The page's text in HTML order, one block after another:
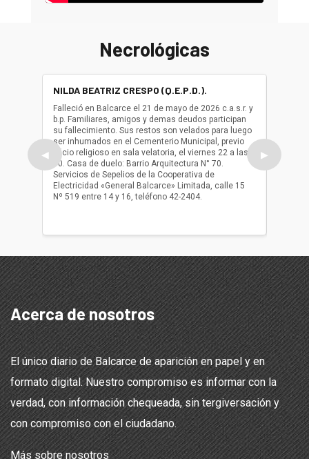
Necrológicas
◀
NILDA BEATRIZ CRESPO (Q.E.P.D.).
Falleció en Balcarce el 21 de mayo de 2026 c.a.s.r. y
b.p. Familiares, amigos y demas deudos participan
su fallecimiento. Sus restos son velados para luego
ser inhumados en el Cementerio Municipal, previo
oficio religioso en sala velatoria, el viernes 22 a las
10. Casa de duelo: Barrio Arquitectura N° 70.
Servicios de Sepelios de la Cooperativa de
Electricidad «General Balcarce» Limitada, calle 15
Nº 519 entre 14 y 16, teléfono 42-2404.
ser
oficio
▶
Acerca de nosotros
El único diario de Balcarce de aparición en papel y en
formato digital. Nuestro compromiso es informar con la
verdad, con información chequeada, sin tergiversación y
con compromiso con el ciudadano.
Más sobre nosotros